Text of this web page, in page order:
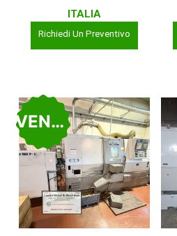
ITALIA
Richiedi Un Preventivo
VENDUTO